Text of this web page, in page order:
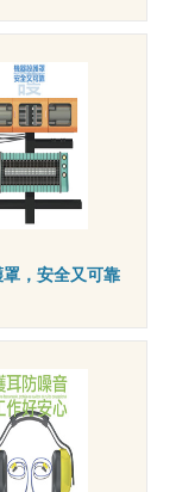
，安全又可靠